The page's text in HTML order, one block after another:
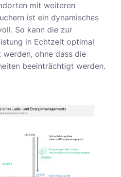
mit weiteren
ist ein dynamisches
So kann die zur
in Echtzeit optimal
ohne dass die
beeinträchtigt werden.